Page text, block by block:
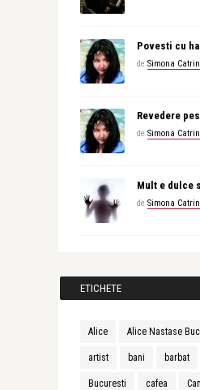
Povesti cu
de Simona
Revedere
de Simona
Mult e dulce
de Simona
ETICHETE
Alice Alice Nastase
artist bani barbat
Bucuresti cafea